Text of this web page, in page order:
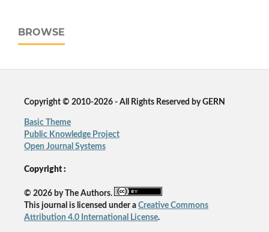
BROWSE
Copyright © 2010-2026 - All Rights Reserved by GERN
Basic Theme
Public Knowledge Project
Open Journal Systems
Copyright :
© 2026 by The Authors.
This journal is licensed under a Creative Commons
Attribution 4.0 International License.